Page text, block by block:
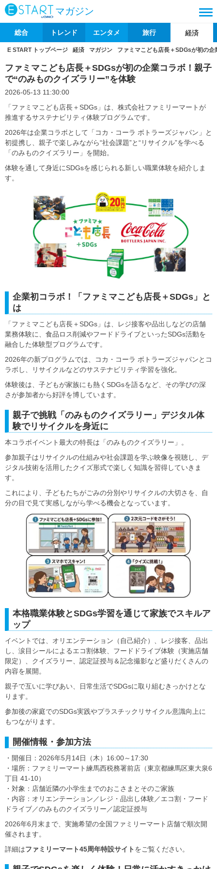
マガジン
総合 トレンド エンタメ 旅行 経済
E START トップページ 経済 マガジン ファミマこども店長＋SDGsが初の
ファミマこども店長＋SDGsが初の企業コラボ！親子
で“のみものクイズラリー”を体験
2026-05-13 11:30:00
「ファミマこども店長＋SDGs」は、株式会社ファミリーマートが
推進するサステナビリティ体験プログラムです。
2026年は企業コラボとして「コカ・コーラ ボトラーズジャパン」と
初提携し、親子で楽しみながら“社会課題”と“リサイクル”を学べる
「のみものクイズラリー」を開始。
体験を通して身近にSDGsを感じられる新しい職業体験を紹介しま
す。
企業初コラボ！「ファミマこども店長＋SDGs」と
は
「ファミマこども店長＋SDGs」は、レジ接客や品出しなどの店舗
業務体験に、食品ロス削減やフードドライブといったSDGs活動を
融合した体験型プログラムです。
2026年の新プログラムでは、コカ・コーラ ボトラーズジャパンとコ
ラボし、リサイクルなどのサステナビリティ学習を強化。
体験後は、子どもが家族にも熱くSDGsを語るなど、その学びの深
さが参加者から好評を博しています。
親子で挑戦「のみものクイズラリー」デジタル体
験でリサイクルを身近に
本コラボイベント最大の特長は「のみものクイズラリー」。
参加親子はリサイクルの仕組みや社会課題を学ぶ映像を視聴し、デ
ジタル技術を活用したクイズ形式で楽しく知識を習得していきま
す。
これにより、子どもたちがごみの分別やリサイクルの大切さを、自
分の目で見て実感しながら学べる機会となっています。
本格職業体験とSDGs学習を通じて家族でスキルア
ップ
イベントでは、オリエンテーション（自己紹介）、レジ接客、品出
し、涙目シールによるエコ割体験、フードドライブ体験（実施店舗
限定）、クイズラリー、認定証授与＆記念撮影など盛りだくさんの
内容を展開。
親子で互いに学びあい、日常生活でSDGsに取り組むきっかけとな
ります。
参加後の家庭でのSDGs実践やプラスチックリサイクル意識向上に
もつながります。
開催情報・参加方法
・開催日：2026年5月14日（木）16:00～17:30
・場所：ファミリーマート練馬西税務署前店（東京都練馬区東大泉6
丁目 41-10）
・対象：店舗近隣の小学生までのおこさまとそのご家族
・内容：オリエンテーション／レジ・品出し体験／エコ割・フード
ドライブ／のみものクイズラリー／認定証授与
2026年6月末まで、実施希望の全国ファミリーマート店舗で順次開
催されます。
詳細はファミリーマート45周年特設サイト をご覧ください。